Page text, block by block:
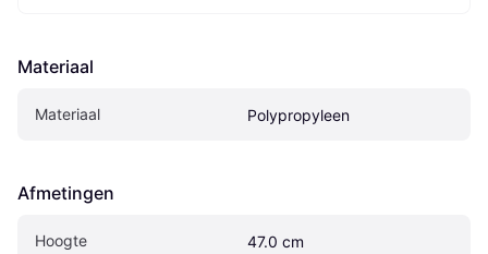
Materiaal
Materiaal Polypropyleen
Afmetingen
Hoogte 47.0 cm